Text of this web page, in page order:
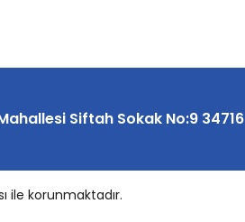
Siftah Sokak No:9 34716
ile korunmaktadır.